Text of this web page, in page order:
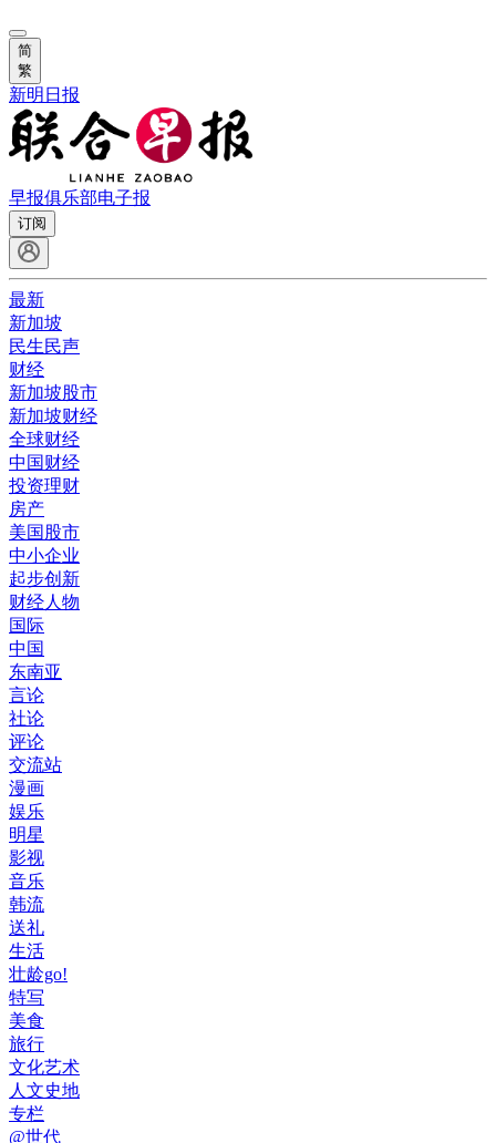
简
繁
新明日报
早报俱乐部电子报
订阅
最新
新加坡
民生民声
财经
新加坡股市
新加坡财经
全球财经
中国财经
投资理财
房产
美国股市
中小企业
起步创新
财经人物
国际
中国
东南亚
言论
社论
评论
交流站
漫画
娱乐
明星
影视
音乐
韩流
送礼
生活
壮龄go!
特写
美食
旅行
文化艺术
人文史地
专栏
@世代